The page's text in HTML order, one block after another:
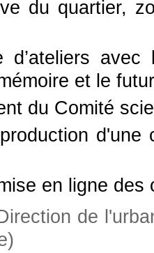
du quartier,
d’ateliers
et le
du Comité
en ligne des
de